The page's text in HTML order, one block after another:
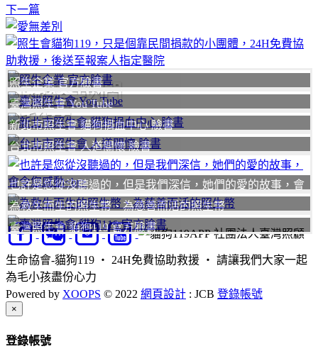
下一篇
聯絡我們
我要
照生企業 官方臉書
臺灣照生會 You Tube
新北市照生會 貓狗捐血中心 臉書
台北市照生會 人道關懷 臉書
也許是您從沒聽過的，但是我們深信，她們的愛的故事，會
令您感動
為救生而生的照生幣、為慈善而活的照生幣
臺灣照生會 貓狗119 官方臉書
社團法人臺灣照顧
生命協會-貓狗119 ‧ 24H免費協助救援 ‧ 請讓我們大家一起
為毛小孩盡份心力
Powered by XOOPS © 2022 網頁設計 : JCB 登錄帳號
×
登錄帳號